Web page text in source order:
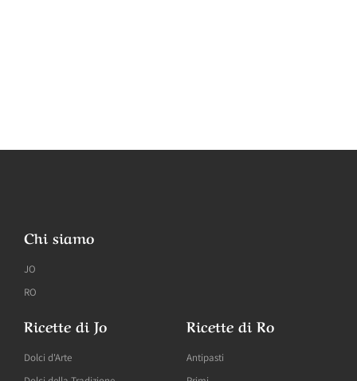
Chi siamo
JO
RO
Ricette di Jo
Dolci d'Arte
Ricette di Ro
Antipasti